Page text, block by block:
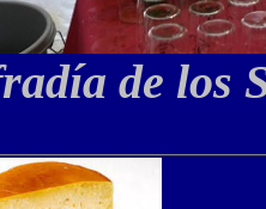
de los